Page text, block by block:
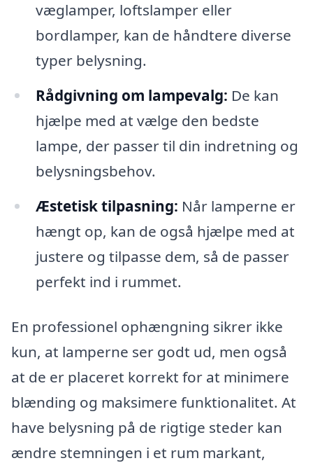
væglamper, loftslamper eller
bordlamper, kan de håndtere diverse
typer belysning.
Rådgivning om lampevalg: De kan
hjælpe med at vælge den bedste
lampe, der passer til din indretning og
belysningsbehov.
Æstetisk tilpasning: Når lamperne er
hængt op, kan de også hjælpe med at
justere og tilpasse dem, så de passer
perfekt ind i rummet.
En professionel ophængning sikrer ikke
kun, at lamperne ser godt ud, men også
at de er placeret korrekt for at minimere
blænding og maksimere funktionalitet. At
have belysning på de rigtige steder kan
ændre stemningen i et rum markant,